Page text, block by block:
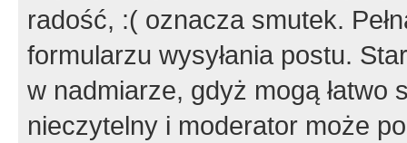
radość, :( oznacza smutek.
formularzu wysyłania postu.
w nadmiarze, gdyż mogą
nieczytelny i moderator może